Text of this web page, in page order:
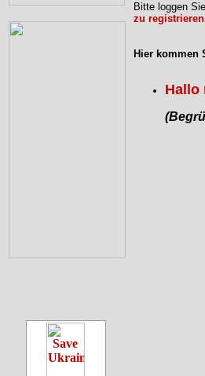
Bitte loggen
zu registrieren
Hier kommen
Hallo